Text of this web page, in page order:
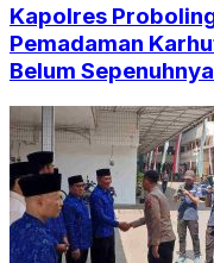
Kapolres
Pemadaman
Belum